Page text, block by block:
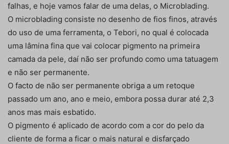
falhas, e hoje vamos falar de uma delas, o Microblading.
O microblading consiste no desenho de fios finos, através
do uso de uma ferramenta, o Tebori, no qual é colocada
uma lâmina fina que vai colocar pigmento na primeira
camada da pele, daí não ser profundo como uma tatuagem
e não ser permanente.
O facto de não ser permanente obriga a um retoque
passado um ano, ano e meio, embora possa durar até 2,3
anos mas mais esbatido.
O pigmento é aplicado de acordo com a cor do pelo da
cliente de forma a ficar o mais natural e disfarçado